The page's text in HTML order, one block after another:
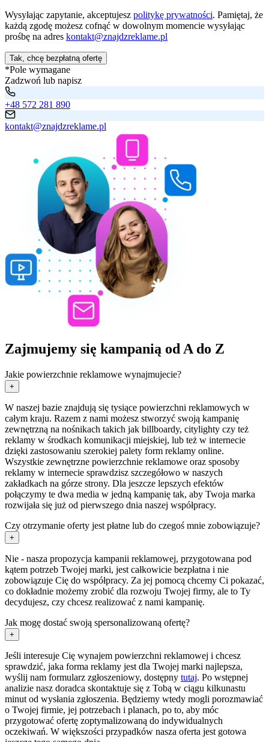
Wysyłając zapytanie, akceptujesz politykę prywatności. Pamiętaj, że
każdą zgodę możesz cofnąć w dowolnym momencie wysyłając
prośbę na adres kontakt@znajdzreklame.pl
Tak, chcę bezpłatną ofertę
*Pole wymagane
Zadzwoń lub napisz
+48 572 281 890
kontakt@znajdzreklame.pl
Zajmujemy się kampanią od A do Z
Jakie powierzchnie reklamowe wynajmujecie?
+
W naszej bazie znajdują się tysiące powierzchni reklamowych w
całym kraju. Razem z nami możesz stworzyć swoją kampanię
zewnętrzną na nośnikach takich jak billboardy, citylighty czy też
reklamy w środkach komunikacji miejskiej, lub też w internecie
dzięki zastosowaniu szerokiej palety form reklamy online.
Wszystkie zewnętrzne powierzchnie reklamowe oraz sposoby
reklamy w internecie sprawdzisz szczegółowo w naszych
zakładkach na górze strony. Dla jeszcze lepszych efektów
połączymy te dwa media w jedną kampanię tak, aby Twoja marka
rozwijała się już od pierwszego dnia naszej współpracy.
Czy otrzymanie oferty jest płatne lub do czegoś mnie zobowiązuje?
+
Nie - nasza propozycja kampanii reklamowej, przygotowana pod
kątem potrzeb Twojej marki, jest całkowicie bezpłatna i nie
zobowiązuje Cię do współpracy. Za jej pomocą chcemy Ci pokazać,
co dokładnie możemy zrobić dla rozwoju Twojej firmy, ale to Ty
decydujesz, czy chcesz realizować z nami kampanię.
Jak mogę dostać swoją spersonalizowaną ofertę?
+
Jeśli interesuje Cię wynajem powierzchni reklamowej i chcesz
sprawdzić, jaka forma reklamy jest dla Twojej marki najlepsza,
wyślij nam formularz zgłoszeniowy, dostępny tutaj. Po wstępnej
analizie nasz doradca skontaktuje się z Tobą w ciągu kilkunastu
minut od wysłania zgłoszenia. Będziemy wtedy mogli porozmawiać
o Twojej firmie, jej potrzebach i planach, po to, aby móc
przygotować ofertę zoptymalizowaną do indywidualnych
oczekiwań. W większości przypadków nasza oferta jest gotowa